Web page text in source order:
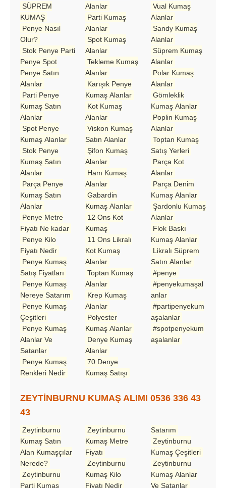
SÜPREM
KUMAŞ
Penye Nasıl
Olur?
Stok Penye Parti
Penye Spot
Penye Satın
Alanlar
Parti Penye
Kumaş Satın
Alanlar
Spot Penye
Kumaş Alanlar
Stok Penye
Kumaş Satın
Alanlar
Parça Penye
Kumaş Satın
Alanlar
Penye Metre
Fiyatı Ne kadar
Penye Kilo
Fiyatı Nedir
Penye Kumaş
Satış Fiyatları
Penye Kumaş
Nereye Satarım
Penye Kumaş
Çeşitleri
Penye Kumaş
Alanlar Ve
Satanlar
Penye Kumaş
Renkleri Nedir
Alanlar
Parti Kumaş
Alanlar
Spot Kumaş
Alanlar
Tekleme Kumaş
Alanlar
Karışık Penye
Kumaş Alanlar
Kot Kumaş
Alanlar
Viskon Kumaş
Satın Alanlar
Şifon Kumaş
Alanlar
Ham Kumaş
Alanlar
Gabardin
Kumaş Alanlar
12 Ons Kot
Kumaş
11 Ons Likralı
Kot Kumaş
Alanlar
Toptan Kumaş
Alanlar
Krep Kumaş
Alanlar
Polyester
Kumaş Alanlar
Denye Kumaş
Alanlar
70 Denye
Kumaş Satışı
Vual Kumaş
Alanlar
Sandy Kumaş
Alanlar
Süprem Kumaş
Alanlar
Polar Kumaş
Alanlar
Gömleklik
Kumaş Alanlar
Poplin Kumaş
Alanlar
Toptan Kumaş
Satış Yerleri
Parça Kot
Alanlar
Parça Denim
Kumaş Alanlar
Şardonlu Kumaş
Alanlar
Flok Baskı
Kumaş Alanlar
Likralı Süprem
Satın Alanlar
#penye
#penyekumaşal
anlar
#partipenyekum
aşalanlar
#spotpenyekum
aşalanlar
ZEYTİNBURNU KUMAŞ ALIMI 0536 336 43
43
Zeytinburnu
Kumaş Satın
Alan Kumaşçılar
Nerede?
Zeytinburnu
Parti Kumaş
Zeytinburnu
Kumaş Metre
Fiyatı
Zeytinburnu
Kumaş Kilo
Fiyatı Nedir
Satarım
Zeytinburnu
Kumaş Çeşitleri
Zeytinburnu
Kumaş Alanlar
Ve Satanlar